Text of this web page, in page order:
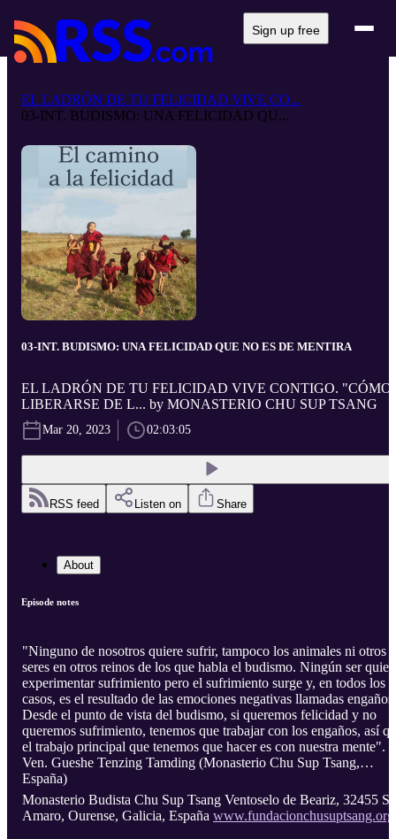
Sign up free
EL LADRÓN DE TU FELICIDAD VIVE CO...
03-INT. BUDISMO: UNA FELICIDAD QU...
03-INT. BUDISMO: UNA FELICIDAD QUE NO ES DE MENTIRA
EL LADRÓN DE TU FELICIDAD VIVE CONTIGO. "CÓMO
LIBERARSE DE L... by MONASTERIO CHU SUP TSANG
Mar 20, 2023 02:03:05
RSS feed Listen on Share
About
Episode notes
"Ninguno de nosotros quiere sufrir, tampoco los animales ni otros
seres en otros reinos de los que habla el budismo. Ningún ser
experimentar sufrimiento pero el sufrimiento surge y, en todos los
casos, es el resultado de las emociones negativas llamadas engaños.
Desde el punto de vista del budismo, si queremos felicidad y no
queremos sufrimiento, tenemos que trabajar con los engaños, así
el trabajo principal que tenemos que hacer es con nuestra mente".
Ven. Gueshe Tenzing Tamding (Monasterio Chu Sup Tsang,
España)
Monasterio Budista Chu Sup Tsang Ventoselo de Beariz, 32455
Amaro, Ourense, Galicia, España www.fundacionchusuptsang.org